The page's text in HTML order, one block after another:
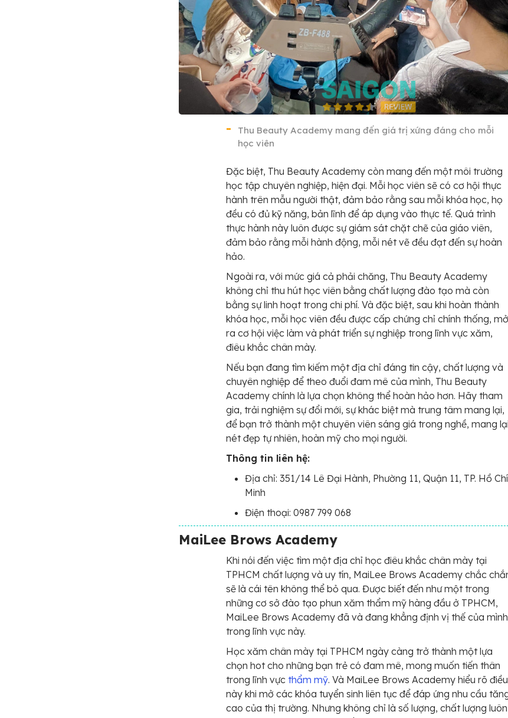
Thu Beauty Academy mang đến giá trị xứng đáng cho mỗi
học viên
Đặc biệt, Thu Beauty Academy còn mang đến một môi trường
học tập chuyên nghiệp, hiện đại. Mỗi học viên sẽ có cơ hội thực
hành trên mẫu người thật, đảm bảo rằng sau mỗi khóa học, họ
đều có đủ kỹ năng, bản lĩnh để áp dụng vào thực tế. Quá trình
thực hành này luôn được sự giám sát chặt chẽ của giáo viên,
đảm bảo rằng mỗi hành động, mỗi nét vẽ đều đạt đến sự hoàn
hảo.
Ngoài ra, với mức giá cả phải chăng, Thu Beauty Academy
không chỉ thu hút học viên bằng chất lượng đào tạo mà còn
bằng sự linh hoạt trong chi phí. Và đặc biệt, sau khi hoàn thành
khóa học, mỗi học viên đều được cấp chứng chỉ chính thống, mở
ra cơ hội việc làm và phát triển sự nghiệp trong lĩnh vực xăm,
điêu khắc chân mày.
Nếu bạn đang tìm kiếm một địa chỉ đáng tin cậy, chất lượng và
chuyên nghiệp để theo đuổi đam mê của mình, Thu Beauty
Academy chính là lựa chọn không thể hoàn hảo hơn. Hãy tham
gia, trải nghiệm sự đổi mới, sự khác biệt mà trung tâm mang lại,
để bạn trở thành một chuyên viên sáng giá trong nghề, mang lại
nét đẹp tự nhiên, hoàn mỹ cho mọi người.
Thông tin liên hệ:
Địa chỉ: 351/14 Lê Đại Hành, Phường 11, Quận 11, TP. Hồ Chí
Minh
Điện thoại: 0987 799 068
MaiLee Brows Academy
Khi nói đến việc tìm một địa chỉ học điêu khắc chân mày tại
TPHCM chất lượng và uy tín, MaiLee Brows Academy chắc
sẽ là cái tên không thể bỏ qua. Được biết đến như một trong
những cơ sở đào tạo phun xăm thẩm mỹ hàng đầu ở TPHCM,
MaiLee Brows Academy đã và đang khẳng định vị thế của mình
trong lĩnh vực này.
Học xăm chân mày tại TPHCM ngày càng trở thành một lựa
chọn hot cho những bạn trẻ có đam mê, mong muốn tiến thân
trong lĩnh vực thẩm mỹ. Và MaiLee Brows Academy hiểu rõ điều
này khi mở các khóa tuyển sinh liên tục để đáp ứng nhu cầu
cao của thị trường. Nhưng không chỉ là số lượng, chất lượng luôn